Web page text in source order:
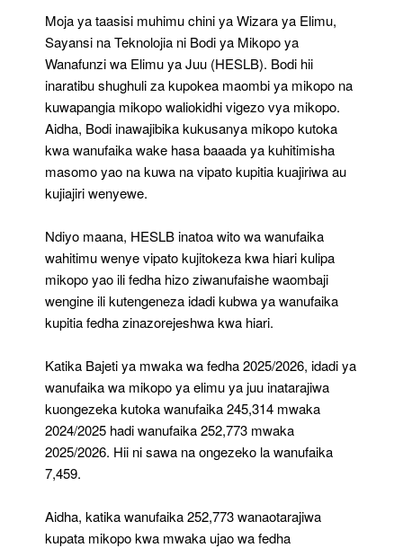
Moja ya taasisi muhimu chini ya Wizara ya Elimu,
Sayansi na Teknolojia ni Bodi ya Mikopo ya
Wanafunzi wa Elimu ya Juu (HESLB). Bodi hii
inaratibu shughuli za kupokea maombi ya mikopo na
kuwapangia mikopo waliokidhi vigezo vya mikopo.
Aidha, Bodi inawajibika kukusanya mikopo kutoka
kwa wanufaika wake hasa baaada ya kuhitimisha
masomo yao na kuwa na vipato kupitia kuajiriwa au
kujiajiri wenyewe.
Ndiyo maana, HESLB inatoa wito wa wanufaika
wahitimu wenye vipato kujitokeza kwa hiari kulipa
mikopo yao ili fedha hizo ziwanufaishe waombaji
wengine ili kutengeneza idadi kubwa ya wanufaika
kupitia fedha zinazorejeshwa kwa hiari.
Katika Bajeti ya mwaka wa fedha 2025/2026, idadi ya
wanufaika wa mikopo ya elimu ya juu inatarajiwa
kuongezeka kutoka wanufaika 245,314 mwaka
2024/2025 hadi wanufaika 252,773 mwaka
2025/2026. Hii ni sawa na ongezeko la wanufaika
7,459.
Aidha, katika wanufaika 252,773 wanaotarajiwa
kupata mikopo kwa mwaka ujao wa fedha